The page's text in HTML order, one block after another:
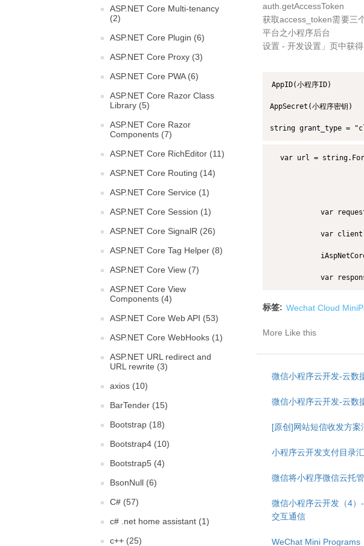
ASP.NET Core Multi-tenancy
(2)
ASP.NET Core Plugin (6)
ASP.NET Core Proxy (3)
ASP.NET Core PWA (6)
ASP.NET Core Razor Class
Library (5)
ASP.NET Core Razor
Components (7)
ASP.NET Core RichEditor (11)
ASP.NET Core Routing (14)
ASP.NET Core Service (1)
ASP.NET Core Session (1)
ASP.NET Core SignalR (26)
ASP.NET Core Tag Helper (8)
ASP.NET Core View (7)
ASP.NET Core View
Components (4)
ASP.NET Core Web API (53)
ASP.NET Core WebHooks (1)
ASP.NET URL redirect and
URL rewrite (3)
axios (10)
BarTender (15)
Bootstrap (18)
Bootstrap4 (10)
Bootstrap5 (4)
BsonNull (6)
C# (57)
c# .net home assistant (1)
c++ (25)
auth.getAccessToken
获取access_token需要三
平台之小程序后台
设置 - 开发设置」页中获得
AppID(小程序ID)
AppSecret(小程序密钥)
string grant_type =
var url =
var
var
var
标签: Wechat Cloud
More Like this
微信小程序云开发-云数
微信小程序云开发-云数
[原创]网站短信收发方案
小程序云开发支付目录
微信将小程序微信云托
微信小程序云开发（4
交互通信
WeChat Mini Programs